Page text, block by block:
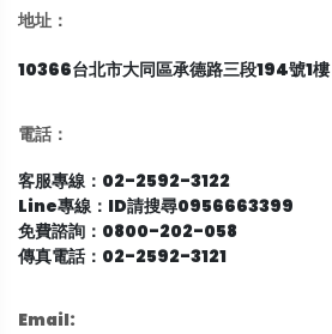
地址：
10366台北市大同區承德路三段194號1樓
電話：
客服專線：02-2592-3122
Line專線：ID請搜尋0956663399
免費諮詢：0800-202-058
傳真電話：02-2592-3121
Email: